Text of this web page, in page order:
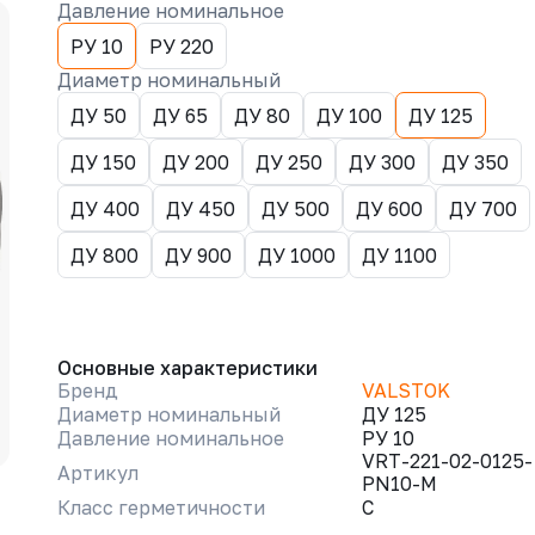
Давление номинальное
РУ 10
РУ 220
Диаметр номинальный
ДУ 50
ДУ 65 ДУ 80 ДУ 100
ДУ 125
ДУ 150
ДУ 200 ДУ 250 ДУ 300
ДУ 350
ДУ 400
ДУ 450 ДУ 500 ДУ 600
ДУ 700
ДУ 800
ДУ 900 ДУ 1000 ДУ 1100
Основные характеристики
Бренд
VALSTOK
Диаметр номинальный
ДУ 125
Давление номинальное
РУ 10
Артикул
VRT-221-02-0125-
PN10-M
Класс герметичности
C